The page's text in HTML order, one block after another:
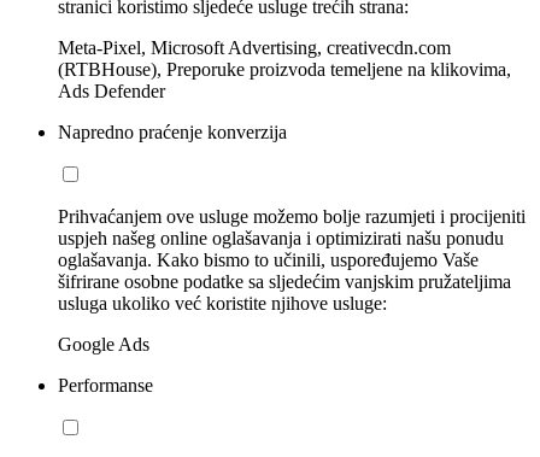
stranici koristimo sljedeće usluge trećih strana:
Meta-Pixel, Microsoft Advertising, creativecdn.com
(RTBHouse), Preporuke proizvoda temeljene na klikovima,
Ads Defender
Napredno praćenje konverzija
Prihvaćanjem ove usluge možemo bolje razumjeti i procijeniti
uspjeh našeg online oglašavanja i optimizirati našu ponudu
oglašavanja. Kako bismo to učinili, uspoređujemo Vaše
šifrirane osobne podatke sa sljedećim vanjskim pružateljima
usluga ukoliko već koristite njihove usluge:
Google Ads
Performanse